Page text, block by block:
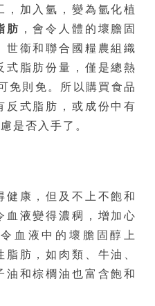
，加入氫，變為氫化植
肪 ，會令人體的壞膽固
世衞和聯合國糧農組織
式脂肪份量，僅是總熱
免則免。所以購買食品
反式脂肪，或成份中有
是否入手了。
健康，但及不上不飽和
血液變得濃稠，增加心
血液中的壞膽固醇上
肪，如肉類、牛油、
油和棕櫚油也富含飽和